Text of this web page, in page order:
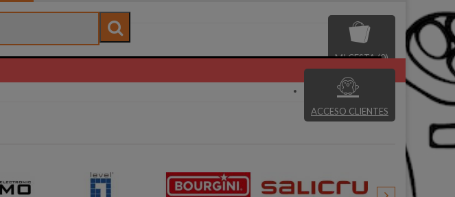
MI CESTA (0)
ACCESO CLIENTES